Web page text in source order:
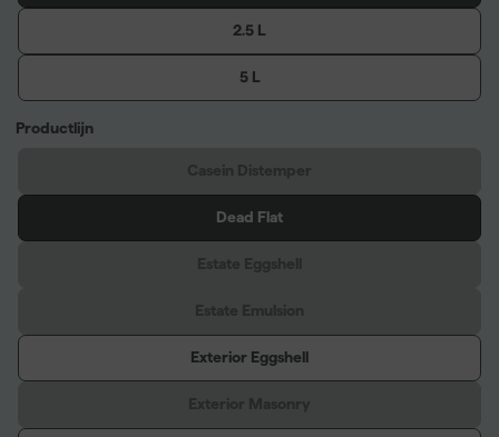
2.5 L
5 L
Productlijn
Dead Flat
Exterior Eggshell